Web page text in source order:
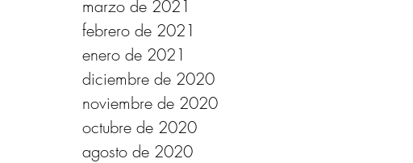
marzo de 2021
febrero de 2021
enero de 2021
diciembre de 2020
noviembre de 2020
octubre de 2020
agosto de 2020